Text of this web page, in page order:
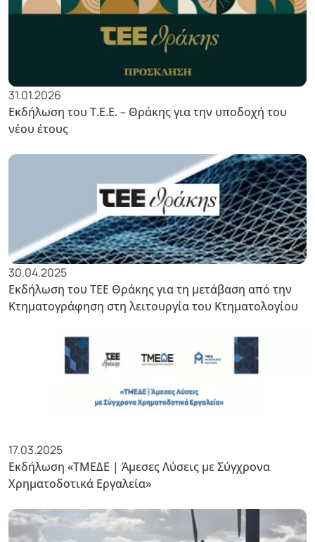
31.01.2026
Εκδήλωση του Τ.Ε.Ε. – Θράκης για την υποδοχή του
νέου έτους
30.04.2025
Εκδήλωση του ΤΕΕ Θράκης για τη μετάβαση από την
Κτηματογράφηση στη λειτουργία του Κτηματολογίου
17.03.2025
Εκδήλωση «ΤΜΕΔΕ | Άμεσες Λύσεις με Σύγχρονα
Χρηματοδοτικά Εργαλεία»